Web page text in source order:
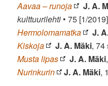
Aavaa – runoja J. A.
kulttuurilehti • 75 [1/
Hermolomamatka
J.
Kiskoja
J. A. Mäki, 74
Musta lipas
J. A. Mäki
Nurinkurin
J. A. Mäki,